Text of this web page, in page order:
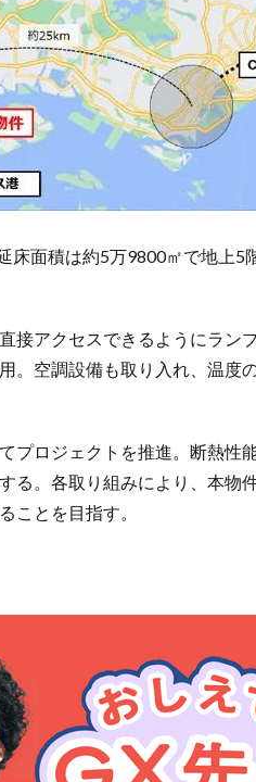
床面積は約5万9800㎡で地上5
接アクセスできるようにラン
。空調設備も取り入れ、温度
プロジェクトを推進。断熱性
る。各取り組みにより、本物
ことを目指す。